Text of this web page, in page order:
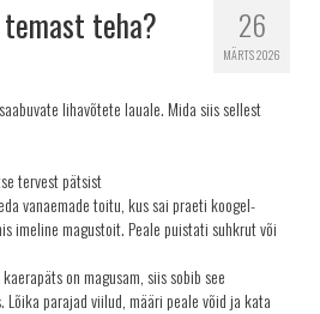
26
MÄRTS 2026
teha?
lihavõtete lauale. Mida siis sellest
tervest pätsist
vanaemade toitu, kus sai praeti koogel-
imeline magustoit. Peale puistati suhkrut või
on magusam, siis sobib see
Lõika parajad viilud, määri peale võid ja kata